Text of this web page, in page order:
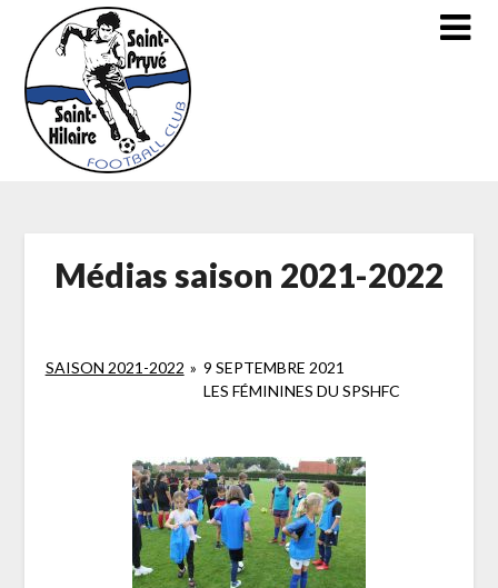
content
Médias saison 2021-2022
SAISON 2021-2022 » 9 SEPTEMBRE 2021
LES FÉMININES DU SPSHFC